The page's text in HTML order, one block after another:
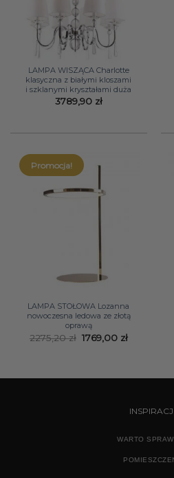
LAMPA WISZĄCA Charlotte
klasyczna z białymi kloszami
i szklanymi kryształami duża
3789,90 zł
Promocja!
LAMPA STOŁOWA Lozanna
nowoczesna ledowa ze złotą
oprawą
2275,20zł Pierwotna
cena
1769,00 złAktualna
WARTO